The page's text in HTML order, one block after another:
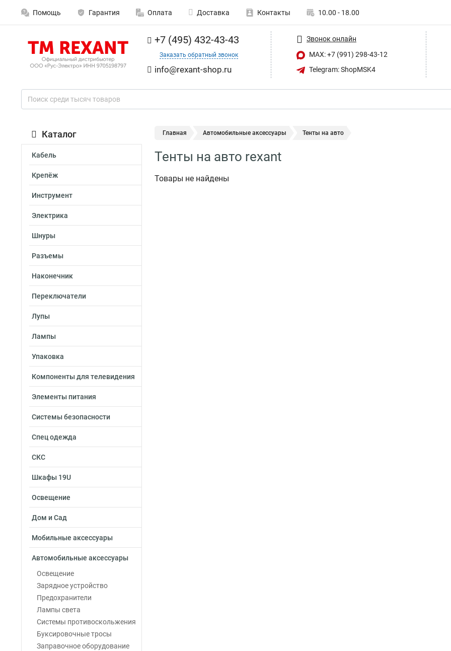
Помощь Гарантия Оплата Доставка Контакты 10.00 - 18.00
+7 (495) 432-43-43
Заказать обратный звонок
info@rexant-shop.ru
Звонок онлайн
MAX: +7 (991) 298-43-12
Telegram: ShopMSK4
Каталог
Кабель
Крепёж
Инструмент
Электрика
Шнуры
Разъемы
Наконечник
Переключатели
Лупы
Лампы
Упаковка
Компоненты для телевидения
Элементы питания
Системы безопасности
Спец одежда
СКС
Шкафы 19U
Освещение
Дом и Сад
Мобильные аксессуары
Автомобильные аксессуары
Освещение
Зарядное устройство
Предохранители
Лампы света
Системы противоскольжения
Буксировочные тросы
Заправочное оборудование
Главная Автомобильные аксессуары Тенты на авто
Тенты на авто rexant
Товары не найдены